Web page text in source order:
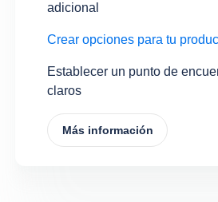
adicional
Crear opciones para tu
Establecer un punto de
claros
Más información